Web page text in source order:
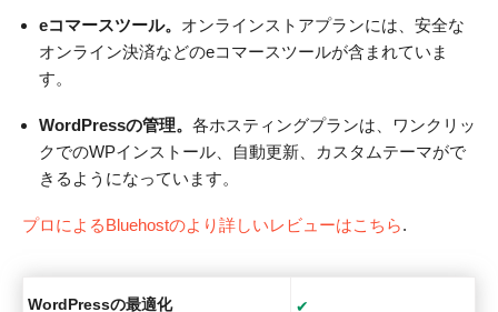
eコマースツール。 オンラインストアプランには、安全な
オンライン決済などのeコマースツールが含まれていま
す。
WordPressの管理。 各ホスティングプランは、ワンクリッ
クでのWPインストール、自動更新、カスタムテーマがで
きるようになっています。
プロによるBluehostのより詳しいレビューはこちら.
WordPressの最適化 ✔